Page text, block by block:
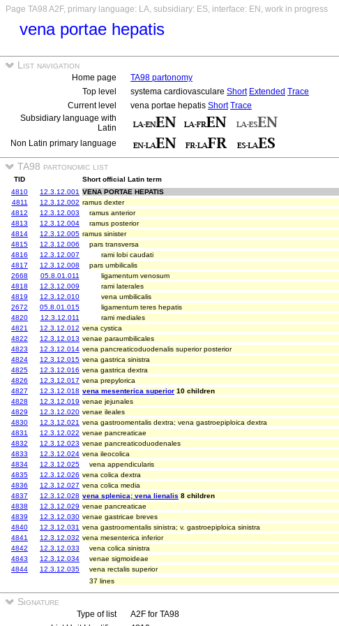
Page TA98 A2F, primary language: LA, subsidiary: ES, interface: EN, work in progress
vena portae hepatis
List navigation
Home page
TA98 partonomy
Top level
systema cardiovasculare Short Extended Trace
Current level
vena portae hepatis Short Trace
Subsidiary language with
Latin
Non Latin primary language
TA98 partonomic list
TID Short official Latin term
4810
12.3.12.001 VENA PORTAE HEPATIS
4811
12.3.12.002 ramus dexter
4812
12.3.12.003 ramus anterior
4813
12.3.12.004 ramus posterior
4814
12.3.12.005 ramus sinister
4815
12.3.12.006 pars transversa
4816
12.3.12.007 rami lobi caudati
4817
12.3.12.008 pars umbilicalis
2668
05.8.01.011 ligamentum venosum
4818
12.3.12.009 rami laterales
4819
12.3.12.010 vena umbilicalis
2672
05.8.01.015 ligamentum teres hepatis
4820
12.3.12.011 rami mediales
4821
12.3.12.012 vena cystica
4822
12.3.12.013 venae paraumbilicales
4823
12.3.12.014 vena pancreaticoduodenalis superior posterior
4824
12.3.12.015 vena gastrica sinistra
4825
12.3.12.016 vena gastrica dextra
4826
12.3.12.017 vena prepylorica
4827
12.3.12.018 vena mesenterica superior 10 children
4828
12.3.12.019 venae jejunales
4829
12.3.12.020 venae ileales
4830
12.3.12.021 vena gastroomentalis dextra; vena gastroepiploica dextra
4831
12.3.12.022 venae pancreaticae
4832
12.3.12.023 venae pancreaticoduodenales
4833
12.3.12.024 vena ileocolica
4834
12.3.12.025 vena appendicularis
4835
12.3.12.026 vena colica dextra
4836
12.3.12.027 vena colica media
4837
12.3.12.028 vena splenica; vena lienalis 8 children
4838
12.3.12.029 venae pancreaticae
4839
12.3.12.030 venae gastricae breves
4840
12.3.12.031 vena gastroomentalis sinistra; v. gastroepiploica sinistra
4841
12.3.12.032 vena mesenterica inferior
4842
12.3.12.033 vena colica sinistra
4843
12.3.12.034 venae sigmoideae
4844
12.3.12.035 vena rectalis superior
37 lines
Signature
Type of list
A2F for TA98